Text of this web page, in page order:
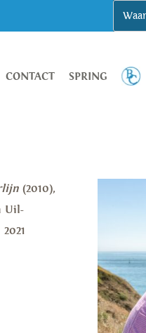
CONTACT SPRING
(2010),
Uil-